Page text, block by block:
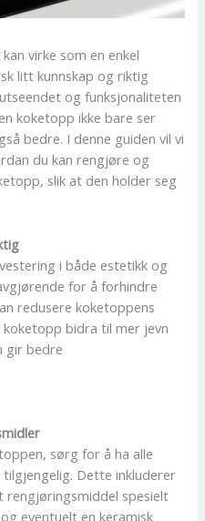
virke som en enkel
litt kunnskap og riktig
og funksjonaliteten
koketopp ikke bare ser
bedre. I denne guiden vil vi
du kan rengjøre og
slik at den holder seg
i både estetikk og
for å forhindre
redusere koketoppens
bidra til mer jevn
gir bedre
sørg for å ha alle
Dette inkluderer
spesielt
eventuelt en keramisk